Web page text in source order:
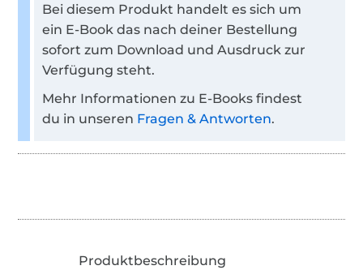
Bei diesem Produkt handelt es sich um
ein E-Book das nach deiner Bestellung
sofort zum Download und Ausdruck zur
Verfügung steht.
Mehr Informationen zu E-Books findest
du in unseren Fragen & Antworten.